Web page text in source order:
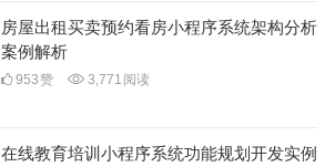
房屋出租买卖预约看房小程序系统架构分析
案例解析
953赞 3,771 阅读
在线教育培训小程序系统功能规划开发实例